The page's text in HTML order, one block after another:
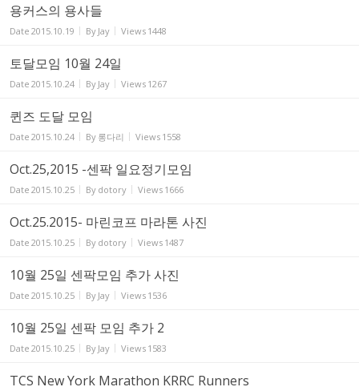
용커스의 용사들
Date 2015.10.19 By Jay Views 1448
토달모임 10월 24일
Date 2015.10.24 By Jay Views 1267
퀸즈 도달 모임
Date 2015.10.24 By 롱다리 Views 1558
Oct.25,2015 -센팍 일요정기모임
Date 2015.10.25 By dotory Views 1666
Oct.25.2015- 마린코프 마라톤 사진
Date 2015.10.25 By dotory Views 1487
10월 25일 센팍모임 추가 사진
Date 2015.10.25 By Jay Views 1536
10월 25일 센팍 모임 추가 2
Date 2015.10.25 By Jay Views 1583
TCS New York Marathon KRRC Runners